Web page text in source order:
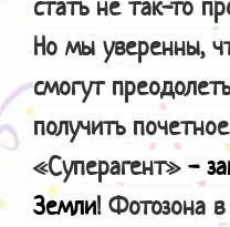
Но мы уверенны,
смогут
получить
«Суперагент» -
Земли! Фотозона